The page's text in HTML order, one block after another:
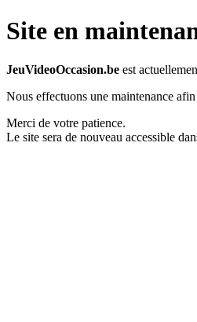
Site en
JeuVideoOccasion.be est
Nous effectuons une maintenance
Merci de votre patience.
Le site sera de nouveau accessible